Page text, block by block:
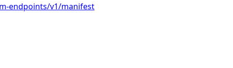
endpoints/v1/manifest